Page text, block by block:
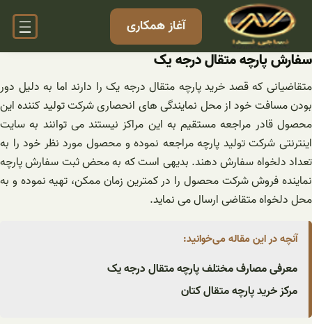
محتوا
آغاز همکاری
سفارش پارچه متقال درجه یک
متقاضیانی که قصد خرید پارچه متقال درجه یک را دارند اما به دلیل دور
بودن مسافت خود از محل نمایندگی های انحصاری شرکت تولید کننده این
محصول قادر مراجعه مستقیم به این مراکز نیستند می توانند به سایت
اینترنتی شرکت تولید پارچه مراجعه نموده و محصول مورد نظر خود را به
تعداد دلخواه سفارش دهند. بدیهی است که به محض ثبت سفارش پارچه
نماینده فروش شرکت محصول را در کمترین زمان ممکن، تهیه نموده و به
محل دلخواه متقاضی ارسال می نماید.
آنچه در این مقاله می‌خوانید:
معرفی مصارف مختلف پارچه متقال درجه یک
مرکز خرید پارچه متقال کتان